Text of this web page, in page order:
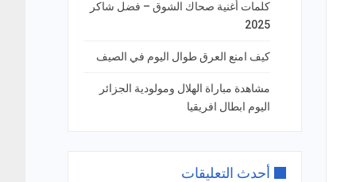
كلمات أغنية صحاك الشوق – فضل شاكر
2025
كيف امنع العرق طوال اليوم في الصيف
مشاهدة مباراة الهلال ومولودية الجزائر
اليوم ابطال افريقيا
أحدث التعليقات